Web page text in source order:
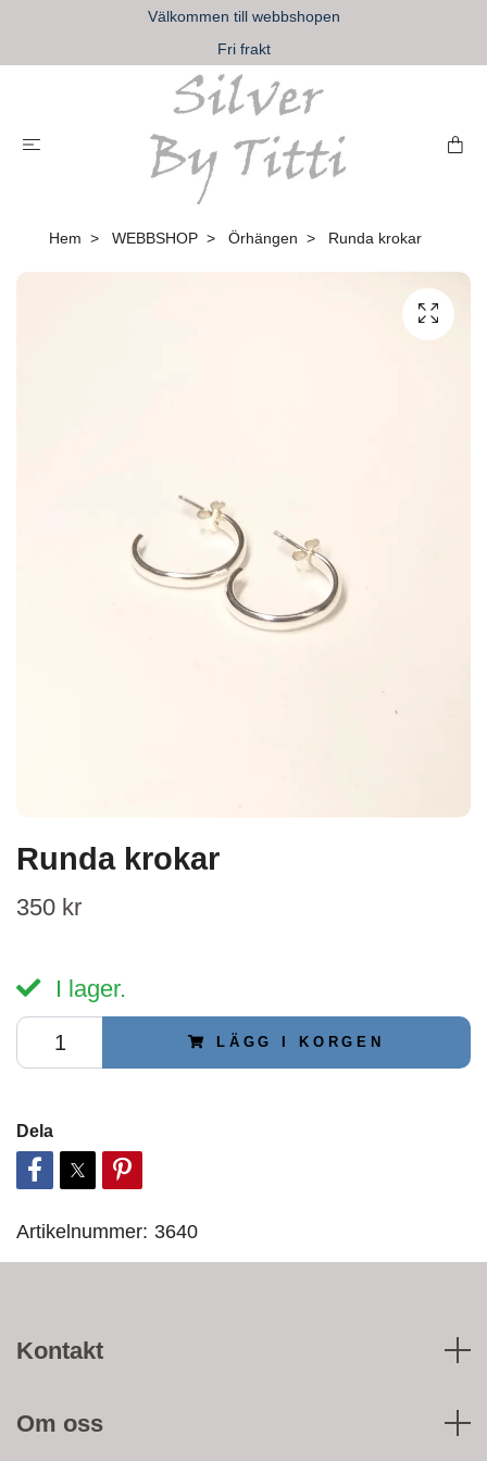
Välkommen till webbshopen
Fri frakt
Hem WEBBSHOP Örhängen Runda krokar
Runda krokar
350 kr
I lager.
LÄGG I KORGEN
Dela
Artikelnummer: 3640
Kontakt
Om oss